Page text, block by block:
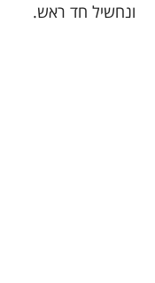
ונחשיל חד ראש.